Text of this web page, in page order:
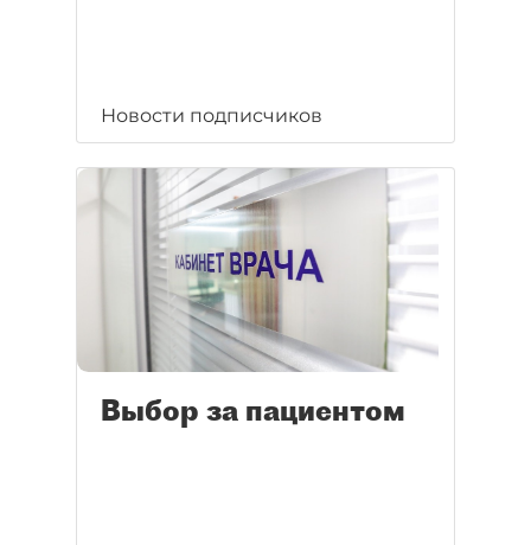
Новости подписчиков
Выбор за пациентом